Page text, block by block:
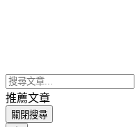
推薦文章
關閉搜尋